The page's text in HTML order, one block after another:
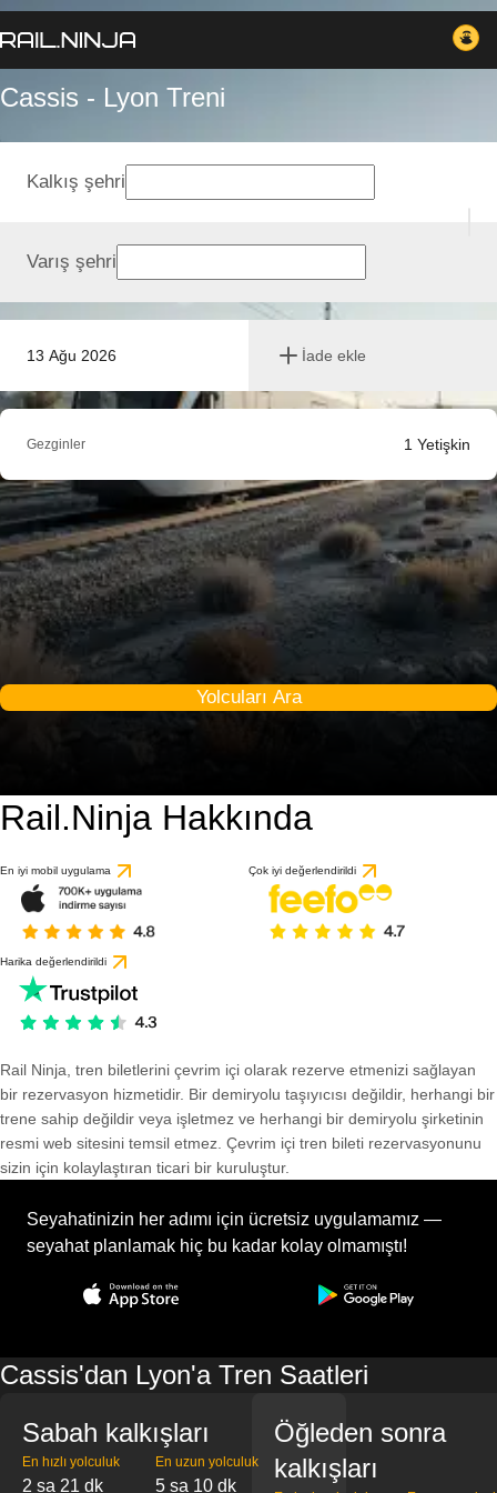
Cassis - Lyon Treni
13 Ağu 2026 İade ekle
Kalkış şehri
Varış şehri
Gezginler 1 Yetişkin
Yolcuları Ara
Rail.Ninja Hakkında
En iyi mobil uygulama Çok iyi değerlendirildi
Harika değerlendirildi
Rail Ninja, tren biletlerini çevrim içi olarak rezerve etmenizi sağlayan
bir rezervasyon hizmetidir. Bir demiryolu taşıyıcısı değildir, herhangi bir
trene sahip değildir veya işletmez ve herhangi bir demiryolu şirketinin
resmi web sitesini temsil etmez. Çevrim içi tren bileti rezervasyonunu
sizin için kolaylaştıran ticari bir kuruluştur.
Seyahatinizin her adımı için ücretsiz uygulamamız —
seyahat planlamak hiç bu kadar kolay olmamıştı!
Cassis'dan Lyon'a Tren Saatleri
Sabah kalkışları
En hızlı yolculuk
2 sa 21 dk
En uzun yolculuk
5 sa 10 dk
Öğleden sonra
kalkışları